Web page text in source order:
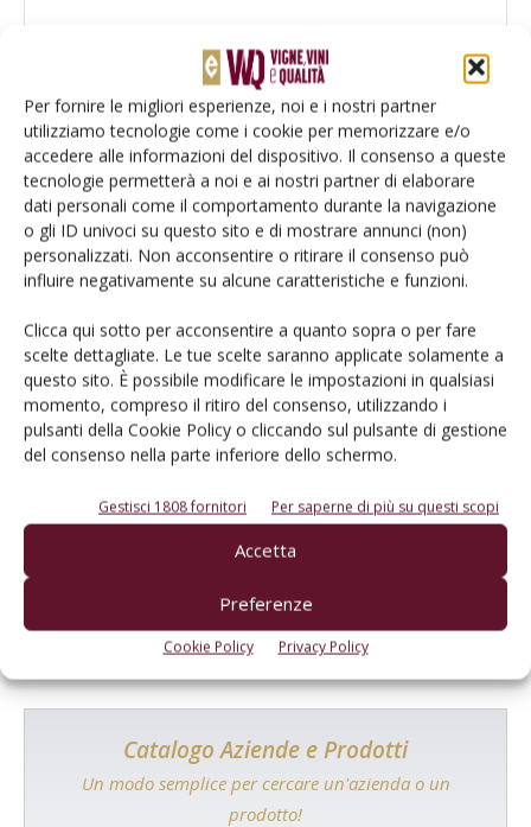
Per fornire le migliori esperienze, noi e i nostri partner
utilizziamo tecnologie come i cookie per memorizzare e/o
accedere alle informazioni del dispositivo. Il consenso a queste
tecnologie permetterà a noi e ai nostri partner di elaborare
dati personali come il comportamento durante la navigazione
o gli ID univoci su questo sito e di mostrare annunci (non)
personalizzati. Non acconsentire o ritirare il consenso può
influire negativamente su alcune caratteristiche e funzioni.
Clicca qui sotto per acconsentire a quanto sopra o per fare
scelte dettagliate. Le tue scelte saranno applicate solamente a
questo sito. È possibile modificare le impostazioni in qualsiasi
momento, compreso il ritiro del consenso, utilizzando i
pulsanti della Cookie Policy o cliccando sul pulsante di gestione
del consenso nella parte inferiore dello schermo.
Gestisci 1808 fornitori Per saperne di più su questi scopi
Accetta
Preferenze
Cookie Policy Privacy Policy
Salva il mio nome, email e sito web in questo browser per la
prossima volta che commento.
Tecniche, prodotti e servizi dalle aziende
Catalogo Aziende e Prodotti
Un modo semplice per cercare un'azienda o un
prodotto!